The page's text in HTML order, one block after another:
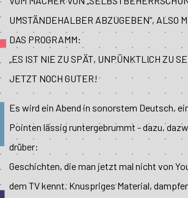
UMSTÄNDEHALBER ABZUGEBEN“, ALSO
DAS PROGRAMM:
„ES IST NIE ZU SPÄT, UNPÜNKTLICH ZU
JETZT NOCH GUTER!
Es wird ein Abend in sonorstem Deutsch,
Pointen lässig runtergebrummt - dazu,
drüber:
Geschichten, die man jetzt mal nicht von
dem TV kennt. Knuspriges Material,